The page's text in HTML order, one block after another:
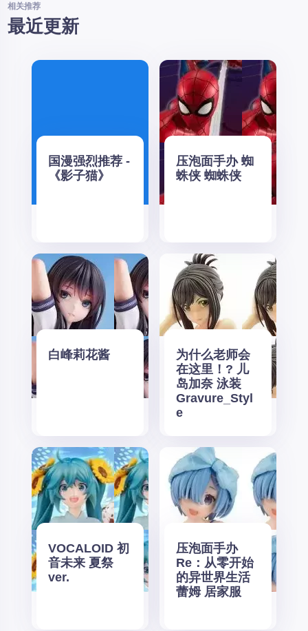
相关推荐
最近更新
国漫强烈推荐 -
《影子猫》
压泡面手办 蜘
蛛侠 蜘蛛侠
白峰莉花酱
为什么老师会
在这里！? 儿
岛加奈 泳装
Gravure_Styl
e
VOCALOID 初
音未来 夏祭
ver.
压泡面手办
Re：从零开始
的异世界生活
蕾姆 居家服